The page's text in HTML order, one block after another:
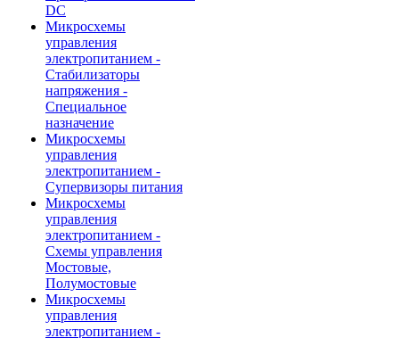
DC
Микросхемы
управления
электропитанием -
Стабилизаторы
напряжения -
Специальное
назначение
Микросхемы
управления
электропитанием -
Супервизоры питания
Микросхемы
управления
электропитанием -
Схемы управления
Мостовые,
Полумостовые
Микросхемы
управления
электропитанием -